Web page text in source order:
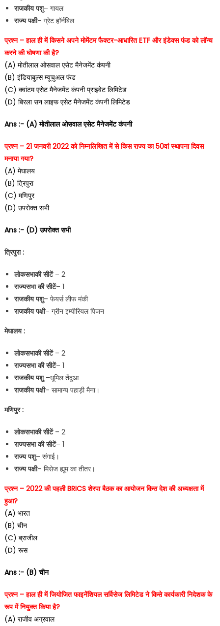
राजकीय पशु– गायल
राज्य पक्षी– ग्रेट हॉर्नबिल
प्रश्न – हाल ही में किसने अपने मोमेंटम फैक्टर-आधारित ETF और इंडेक्स फंड को लॉन्च
करने की घोषणा की है?
(A) मोतीलाल ओसवाल एसेट मैनेजमेंट कंपनी
(B) इंडियाबुल्स म्यूचुअल फंड
(C) क्वांटम एसेट मैनेजमेंट कंपनी प्राइवेट लिमिटेड
(D) बिरला सन लाइफ एसेट मैनेजमेंट कंपनी लिमिटेड
Ans :- (A) मोतीलाल ओसवाल एसेट मैनेजमेंट कंपनी
प्रश्न – 21 जनवरी 2022 को निम्नलिखित में से किस राज्य का 50वां स्थापना दिवस
मनाया गया?
(A) मेघालय
(B) त्रिपुरा
(C) मणिपुर
(D) उपरोक्त सभी
Ans :- (D) उपरोक्त सभी
त्रिपुरा :
लोकसभाकी सीटें – 2
राज्यसभा की सीटें– 1
राजकीय पशु– फेयर्स लीफ मंकी
राजकीय पक्षी– ग्रीन इम्पीरियल पिजन
मेघालय :
लोकसभाकी सीटें – 2
राज्यसभा की सीटें– 1
राजकीय पशु –धूमिल तेंदुआ
राजकीय पक्षी– सामान्य पहाड़ी मैना।
मणिपुर :
लोकसभाकी सीटें– 2
राज्यसभा की सीटें– 1
राज्य पशु– संगाई।
राज्य पक्षी– मिसेज ह्यूम का तीतर।
प्रश्न – 2022 की पहली BRICS शेरपा बैठक का आयोजन किस देश की अध्यक्षता में
हुआ?
(A) भारत
(B) चीन
(C) ब्राजील
(D) रूस
Ans :- (B) चीन
प्रश्न – हाल ही में जियोजित फाइनेंशियल सर्विसेज लिमिटेड ने किसे कार्यकारी निदेशक के
रूप में नियुक्त किया है?
(A) राजीव अग्रवाल